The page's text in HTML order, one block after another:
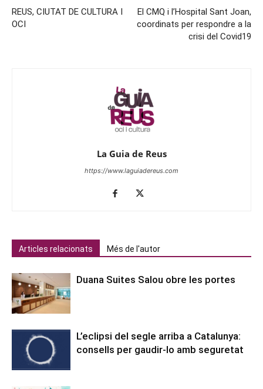
REUS, CIUTAT DE CULTURA I
OCI
El CMQ i l’Hospital Sant Joan,
coordinats per respondre a la
crisi del Covid19
La Guia de Reus
https://www.laguiadereus.com
Articles relacionats Més de l'autor
Duana Suites Salou obre les portes
L’eclipsi del segle arriba a Catalunya:
consells per gaudir-lo amb seguretat